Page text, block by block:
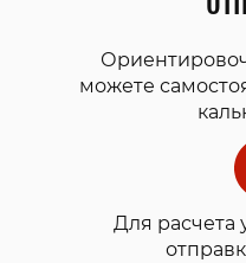
можете
Для расчета